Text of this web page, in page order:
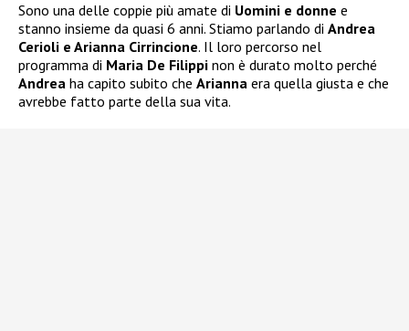
Sono una delle coppie più amate di Uomini e donne e
stanno insieme da quasi 6 anni. Stiamo parlando di Andrea
Cerioli e Arianna Cirrincione. Il loro percorso nel
programma di Maria De Filippi non è durato molto perché
Andrea ha capito subito che Arianna era quella giusta e che
avrebbe fatto parte della sua vita.